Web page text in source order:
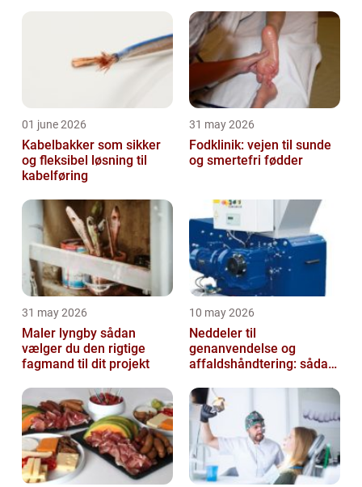
01 june 2026
Kabelbakker som sikker
og fleksibel løsning til
kabelføring
31 may 2026
Fodklinik: vejen til sunde
og smertefri fødder
31 may 2026
Maler lyngby sådan
vælger du den rigtige
fagmand til dit projekt
10 may 2026
Neddeler til
genanvendelse og
affaldshåndtering: sådan